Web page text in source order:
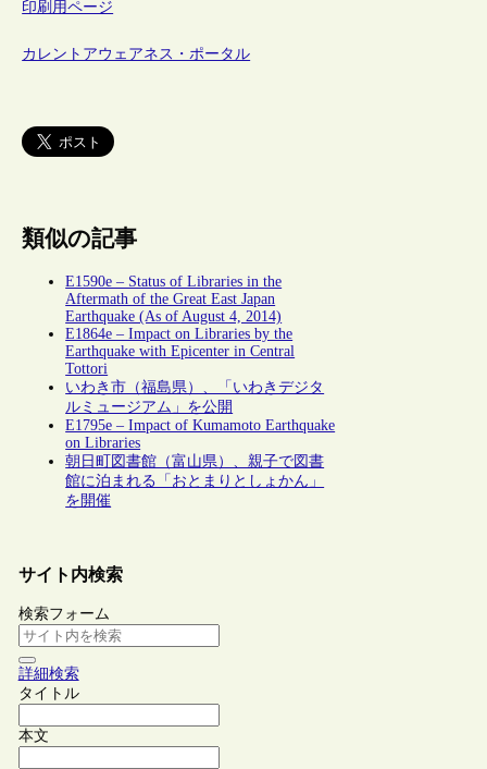
印刷用ページ
カレントアウェアネス・ポータル
類似の記事
E1590e – Status of Libraries in the
Aftermath of the Great East Japan
Earthquake (As of August 4, 2014)
E1864e – Impact on Libraries by the
Earthquake with Epicenter in Central
Tottori
いわき市（福島県）、「いわきデジタ
ルミュージアム」を公開
E1795e – Impact of Kumamoto Earthquake
on Libraries
朝日町図書館（富山県）、親子で図書
館に泊まれる「おとまりとしょかん」
を開催
サイト内検索
検索フォーム
詳細検索
タイトル
本文